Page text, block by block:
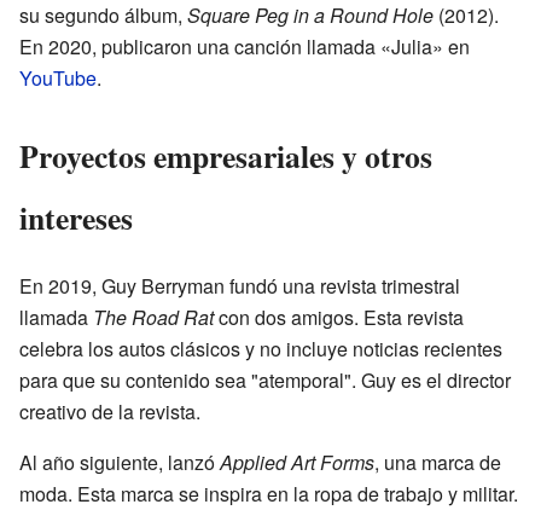
su segundo álbum, Square Peg in a Round Hole (2012).
En 2020, publicaron una canción llamada «Julia» en
YouTube.
Proyectos empresariales y otros
intereses
En 2019, Guy Berryman fundó una revista trimestral
llamada The Road Ratcon dos amigos. Esta revista
celebra los autos clásicos y no incluye noticias recientes
para que su contenido sea "atemporal". Guy es el director
creativo de la revista.
Al año siguiente, lanzóApplied Art Forms, una marca de
moda. Esta marca se inspira en la ropa de trabajo y militar.